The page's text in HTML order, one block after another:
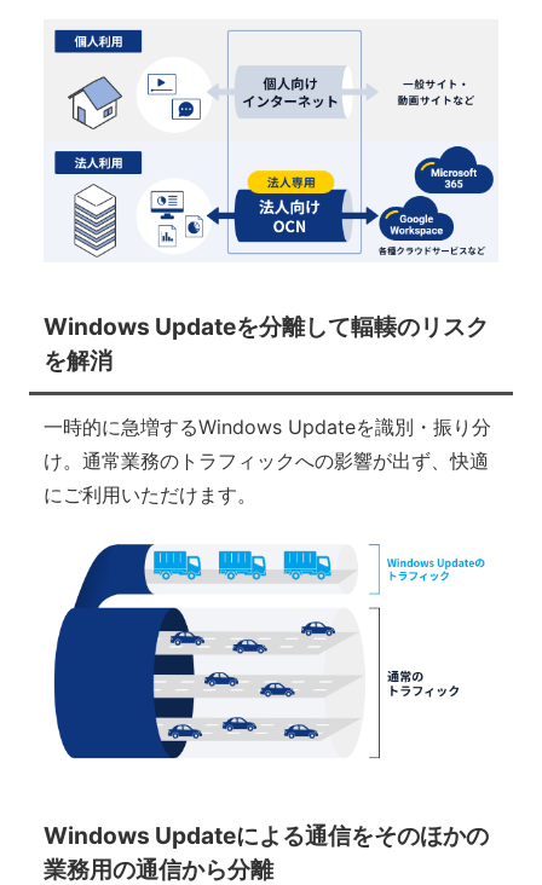
Windows Updateを分離して輻輳のリスク
を解消
一時的に急増するWindows Updateを識別・振り分
け。通常業務のトラフィックへの影響が出ず、快適
にご利用いただけます。
Windows Updateによる通信をそのほかの
業務用の通信から分離